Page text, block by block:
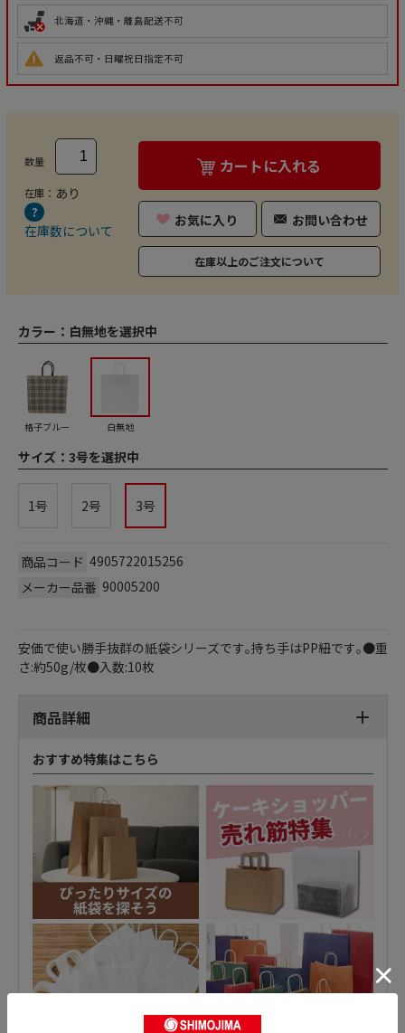
北海道・沖縄・離島配送不可
返品不可・日曜祝日指定不可
数量
在庫： あり
在庫数について
カートに入れる
お気に入り お問い合わせ
在庫以上のご注文について
カラー： 白無地を選択中
格子ブルー 白無地
サイズ： 3号を選択中
1号 2号 3号
商品コード 4905722015256
メーカー品番 90005200
安価で使い勝手抜群の紙袋シリーズです｡持ち手はPP紐です｡●重
さ:約50g/枚●入数:10枚
商品詳細
おすすめ特集はこちら